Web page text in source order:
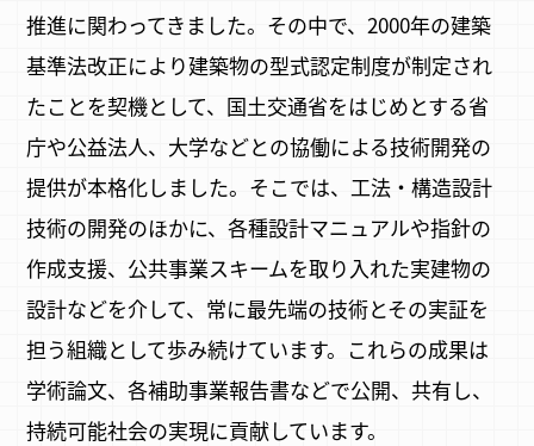
推進に関わってきました。その中で、2000年の建築
基準法改正により建築物の型式認定制度が制定され
たことを契機として、国土交通省をはじめとする省
庁や公益法人、大学などとの協働による技術開発の
提供が本格化しました。そこでは、工法・構造設計
技術の開発のほかに、各種設計マニュアルや指針の
作成支援、公共事業スキームを取り入れた実建物の
設計などを介して、常に最先端の技術とその実証を
担う組織として歩み続けています。これらの成果は
学術論文、各補助事業報告書などで公開、共有し、
持続可能社会の実現に貢献しています。